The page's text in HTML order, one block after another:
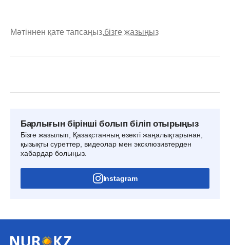
Мәтіннен қате тапсаңыз,бізге жазыңыз
Барлығын бірінші болып біліп отырыңыз
Бізге жазылып, Қазақстанның өзекті жаңалықтарынан,
қызықты суреттер, видеолар мен эксклюзивтерден
хабардар болыңыз.
Instagram